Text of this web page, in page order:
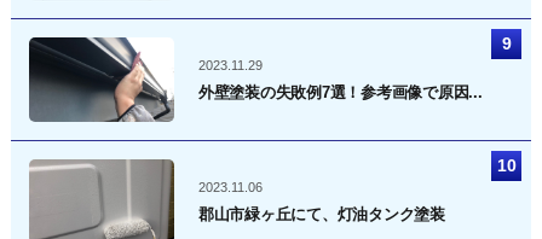
2023.11.29
外壁塗装の失敗例7選！参考画像で原因...
2023.11.06
郡山市緑ヶ丘にて、灯油タンク塗装